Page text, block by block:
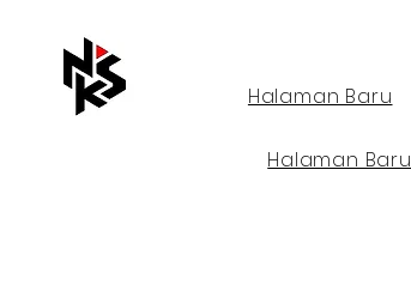
Halaman Baru
Halaman Baru